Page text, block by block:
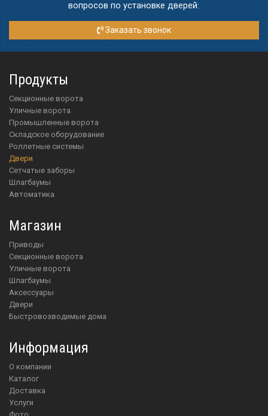
вопросов по установке дверей:
Заказать звонок
Продукты
Секционные ворота
Уличные ворота
Промышленные ворота
Складское оборудование
Роллетные системы
Двери
Сетчатые заборы
Шлагбаумы
Автоматика
Магазин
приводы
Секционные ворота
Уличные ворота
шлагбаумы
аксессуары
двери
Быстровозводимые дома
Информация
О компании
Каталог
Доставка
Услуги